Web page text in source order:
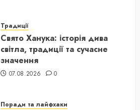
Традиції
Свято Ханука: історія дива
світла, традиції та сучасне
значення
07.08.2026 0
Поради та лайфхаки